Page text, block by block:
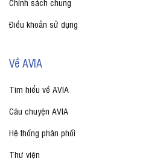
Điều khoản sử dụng
Về AVIA
Tìm hiểu về AVIA
Câu chuyện AVIA
Hệ thống phân phối
Thư viện